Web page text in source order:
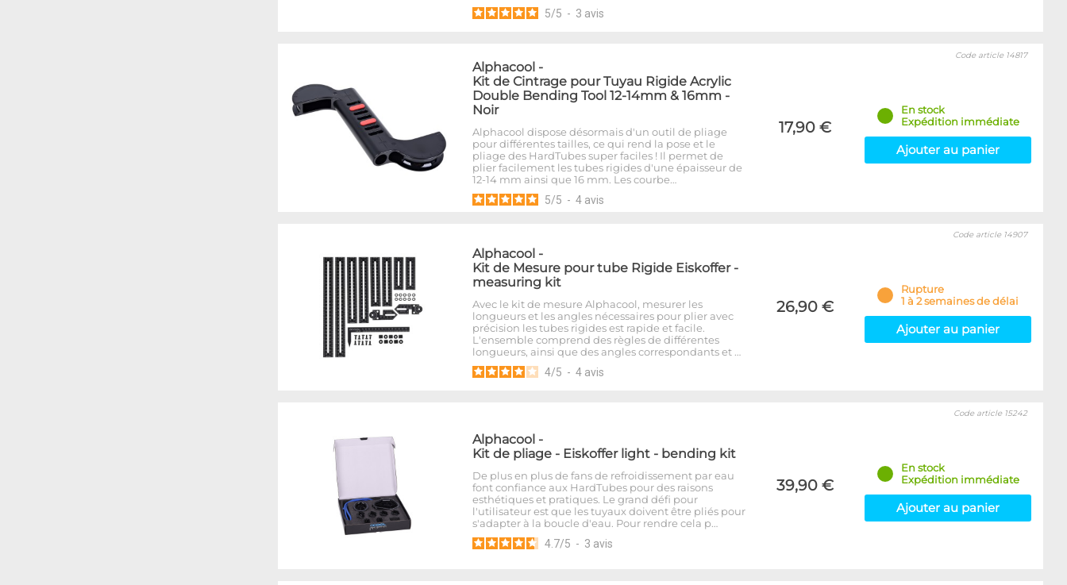
5/5 - 3 avis
Alphacool -
Kit de Cintrage pour Tuyau Rigide Acrylic
Double Bending Tool 12-14mm & 16mm -
Noir
Alphacool dispose désormais d'un outil de pliage
pour différentes tailles, ce qui rend la pose et le
pliage des HardTubes super faciles ! Il permet de
plier facilement les tubes rigides d'une épaisseur de
12-14 mm ainsi que 16 mm. Les courbe…
5/5 - 4 avis
17,90 €
Code article 14817
En stock
Expédition immédiate
Ajouter au panier
Alphacool -
Kit de Mesure pour tube Rigide Eiskoffer -
measuring kit
Avec le kit de mesure Alphacool, mesurer les
longueurs et les angles nécessaires pour plier avec
précision les tubes rigides est rapide et facile.
L'ensemble comprend des règles de différentes
longueurs, ainsi que des angles correspondants et …
4/5 - 4 avis
26,90 €
Code article 14907
Rupture
1 à 2 semaines de délai
Ajouter au panier
Alphacool -
Kit de pliage - Eiskoffer light - bending kit
De plus en plus de fans de refroidissement par eau
font confiance aux HardTubes pour des raisons
esthétiques et pratiques. Le grand défi pour
l'utilisateur est que les tuyaux doivent être pliés pour
s'adapter à la boucle d'eau. Pour rendre cela p…
4.7/5 - 3 avis
39,90 €
Code article 15242
En stock
Expédition immédiate
Ajouter au panier